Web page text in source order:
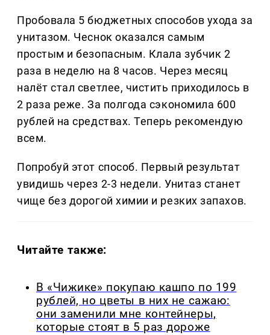
Пробовала 5 бюджетных способов ухода за
унитазом. Чеснок оказался самым
простым и безопасным. Клала зубчик 2
раза в неделю на 8 часов. Через месяц
налёт стал светлее, чистить приходилось в
2 раза реже. За полгода сэкономила 600
рублей на средствах. Теперь рекомендую
всем.
Попробуй этот способ. Первый результат
увидишь через 2-3 недели. Унитаз станет
чище без дорогой химии и резких запахов.
Читайте также:
В «Чижике» покупаю кашпо по 199
рублей, но цветы в них не сажаю:
они заменили мне контейнеры,
которые стоят в 5 раз дороже